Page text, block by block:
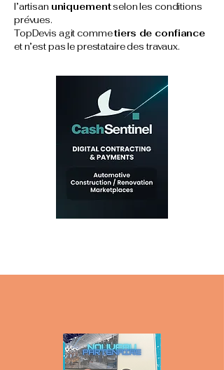
l’artisan uniquementselon les conditions
prévues.
TopDevis agit commetiers de confiance
et n’est pas le prestataire des travaux.